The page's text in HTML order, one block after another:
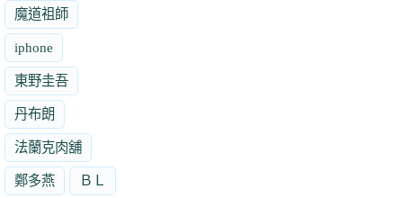
魔道祖師
iphone
東野圭吾
丹布朗
法蘭克肉舖
鄭多燕 ＢＬ